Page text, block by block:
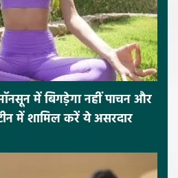
में बिगड़ेगा नहीं पाचन और
में शामिल करें ये असरदार